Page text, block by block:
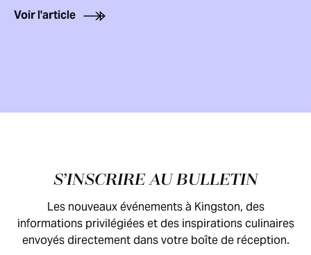
Voir l'article
Pied de pageS’INSCRIRE AU BULLETIN
Les nouveaux événements à Kingston, des
informations privilégiées et des inspirations culinaires
envoyés directement dans votre boîte de réception.